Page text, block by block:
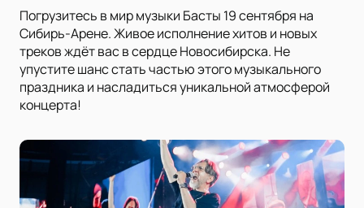
Погрузитесь в мир музыки Басты 19 сентября на
Сибирь-Арене. Живое исполнение хитов и новых
треков ждёт вас в сердце Новосибирска. Не
упустите шанс стать частью этого музыкального
праздника и насладиться уникальной атмосферой
концерта!